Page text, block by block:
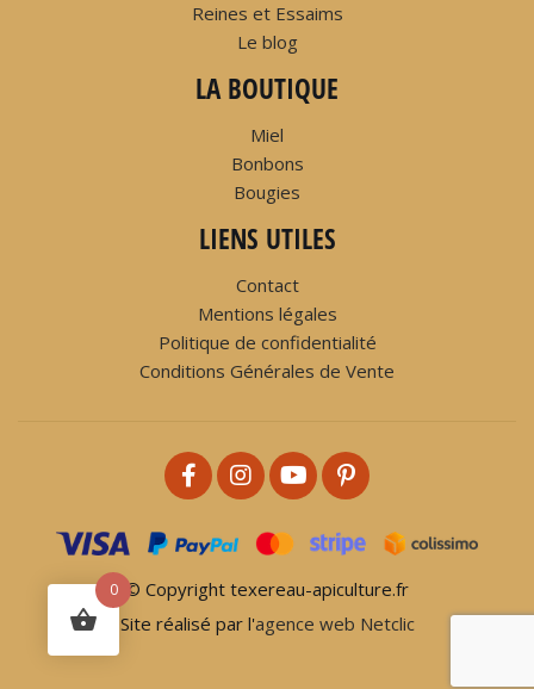
Reines et Essaims
Le blog
LA BOUTIQUE
Miel
Bonbons
Bougies
LIENS UTILES
Contact
Mentions légales
Politique de confidentialité
Conditions Générales de Vente
© Copyright texereau-apiculture.fr
Site réalisé par l'agence web Netclic
0